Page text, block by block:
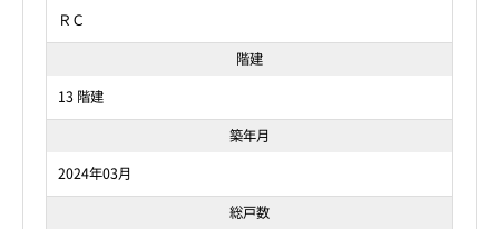
ＲＣ
階建
13 階建
築年月
2024年03月
総戸数